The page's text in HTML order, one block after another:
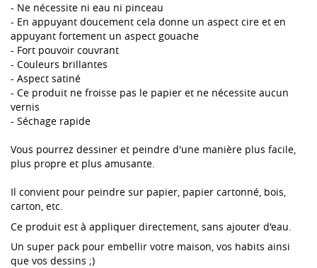
- Ne nécessite ni eau ni pinceau
- En appuyant doucement cela donne un aspect cire et en
appuyant fortement un aspect gouache
- Fort pouvoir couvrant
- Couleurs brillantes
- Aspect satiné
- Ce produit ne froisse pas le papier et ne nécessite aucun
vernis
- Séchage rapide
Vous pourrez dessiner et peindre d'une manière plus facile,
plus propre et plus amusante.
Il convient pour peindre sur papier, papier cartonné, bois,
carton, etc.
Ce produit est à appliquer directement, sans ajouter d'eau.
Un super pack pour embellir votre maison, vos habits ainsi
que vos dessins ;)